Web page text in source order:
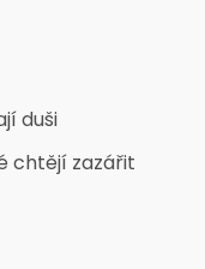
duši
chtějí zazářit